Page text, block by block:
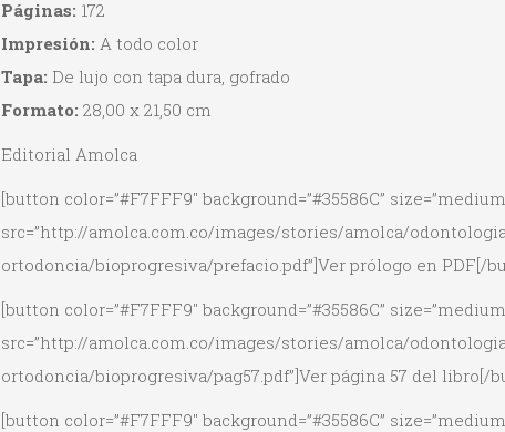
Páginas: 172
Impresión: A todo color
Tapa: De lujo con tapa dura, gofrado
Formato: 28,00 x 21,50 cm
Editorial Amolca
[button color=”#F7FFF9″ background=”#35586C”
src=”http://amolca.com.co/images/stories/amolca/
ortodoncia/bioprogresiva/prefacio.pdf”]Ver prólogo en PDF[/
[button color=”#F7FFF9″ background=”#35586C”
src=”http://amolca.com.co/images/stories/amolca/
ortodoncia/bioprogresiva/pag57.pdf”]Ver página 57 del libro[/
[button color=”#F7FFF9″ background=”#35586C”